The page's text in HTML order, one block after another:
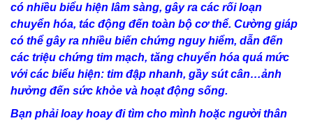
có nhiều biểu hiện lâm sàng, gây ra các rối loạn
chuyển hóa, tác động đến toàn bộ cơ thể. Cường giáp
có thể gây ra nhiều biến chứng nguy hiểm, dẫn đến
các triệu chứng tim mạch, tăng chuyển hóa quá mức
với các biểu hiện: tim đập nhanh, gầy sút cân…ảnh
hưởng đến sức khỏe và hoạt động sống.
Bạn phải loay hoay đi tìm cho mình hoặc người thân